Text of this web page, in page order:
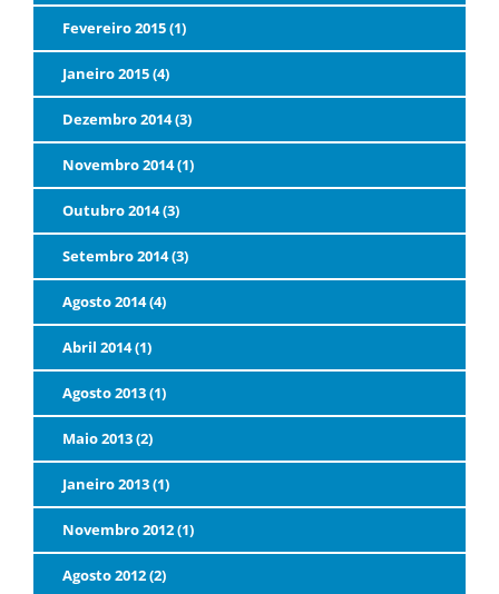
Fevereiro 2015 (1)
Janeiro 2015 (4)
Dezembro 2014 (3)
Novembro 2014 (1)
Outubro 2014 (3)
Setembro 2014 (3)
Agosto 2014 (4)
Abril 2014 (1)
Agosto 2013 (1)
Maio 2013 (2)
Janeiro 2013 (1)
Novembro 2012 (1)
Agosto 2012 (2)